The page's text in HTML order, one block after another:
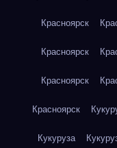
Красноярск
Красноярск
Красноярск
Красноярск
Кукуруза